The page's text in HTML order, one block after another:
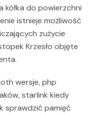
kółka do powierzchni
istnieje możliwość
zużycie
Krzesło objęte
wersje, php
starlink kiedy
sprawdzić pamięć